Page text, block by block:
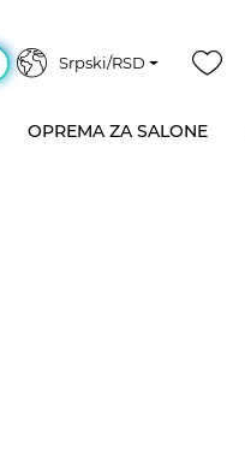
Srpski/RSD
OPREMA ZA SALONE